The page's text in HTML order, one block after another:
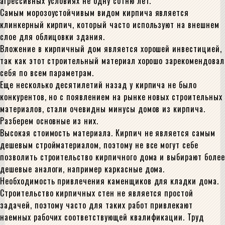
Самым морозоустойчивым видом кирпича является
клинкерный кирпич, который часто используют на внешнем
слое для облицовки здания.
Вложение в кирпичный дом является хорошей инвестицией,
так как этот строительный материал хорошо зарекомендовал
себя по всем параметрам.
Еще несколько десятилетий назад у кирпича не было
конкурентов, но с появлением на рынке новых строительных
материалов, стали очевидны минусы домов из кирпича.
Разберем основные из них.
Высокая стоимость материала. Кирпич не является самым
дешевым стройматериалом, поэтому не все могут себе
позволить строительство кирпичного дома и выбирают более
дешевые аналоги, например каркасные дома.
Необходимость привлечения каменщиков для кладки дома.
Строительство кирпичных стен не является простой
задачей, поэтому часто для таких работ привлекают
наемных рабочих соответствующей квалификации. Труд